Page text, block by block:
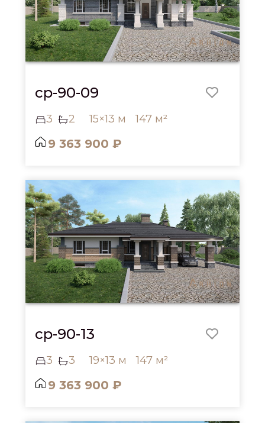
cp-90-09
3 2 15×13 м 147 м²
9 363 900 ₽
cp-90-13
3 3 19×13 м 147 м²
9 363 900 ₽